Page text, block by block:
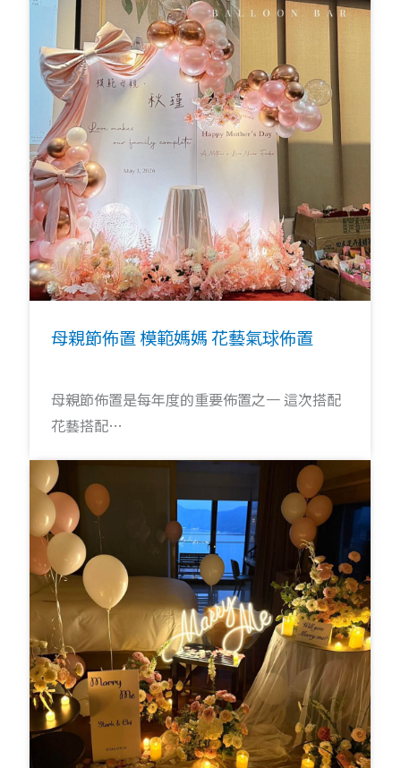
母親節佈置 模範媽媽 花藝氣球佈置
母親節佈置是每年度的重要佈置之一 這次搭配
花藝搭配…